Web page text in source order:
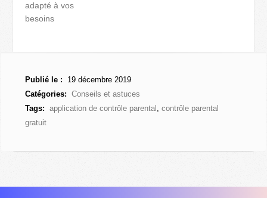
adapté à vos
besoins
Publié le :
19 décembre 2019
Catégories:
Conseils et astuces
Tags:
application de contrôle parental ,contrôle parental
gratuit